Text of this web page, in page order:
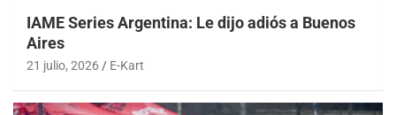
IAME Series Argentina: Le dijo adiós a Buenos
Aires
21 julio, 2026 E-Kart